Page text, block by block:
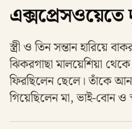
এক্সপ্রেসওয়েতে
স্ত্রী ও তিন সন্তান হারিয়ে
ঝিকরগাছা মালয়েশিয়া
ফিরছিলেন ছেলে। তাঁকে
গিয়েছিলেন মা, ভাই-বোন ও